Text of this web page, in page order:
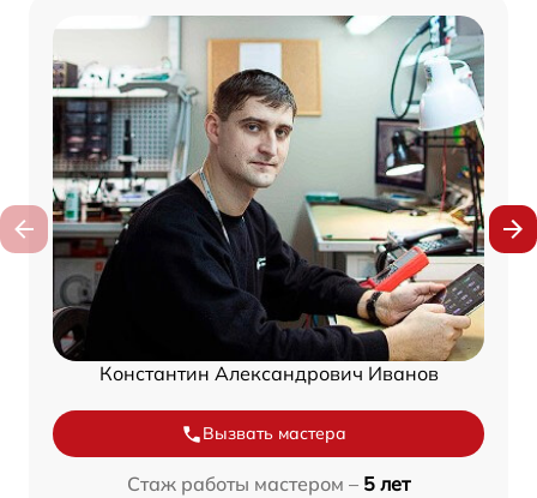
Константин Александрович Иванов
Вызвать мастера
Стаж работы мастером – 5 лет